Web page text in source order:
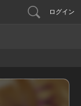
ログイン